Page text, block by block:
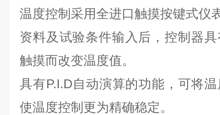
温度控制采用全进口触摸按键式仪
资料及试验条件输入后，控制器
触摸而改变温度值。
具有P.I.D自动演算的功能，可将
使温度控制更为精确稳定。